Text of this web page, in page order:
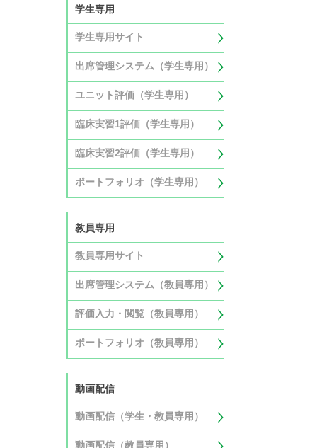
学生専用
学生専用サイト
出席管理システム（学生専用）
ユニット評価（学生専用）
臨床実習1評価（学生専用）
臨床実習2評価（学生専用）
ポートフォリオ（学生専用）
教員専用
教員専用サイト
出席管理システム（教員専用）
評価入力・閲覧（教員専用）
ポートフォリオ（教員専用）
動画配信
動画配信（学生・教員専用）
動画配信（教員専用）